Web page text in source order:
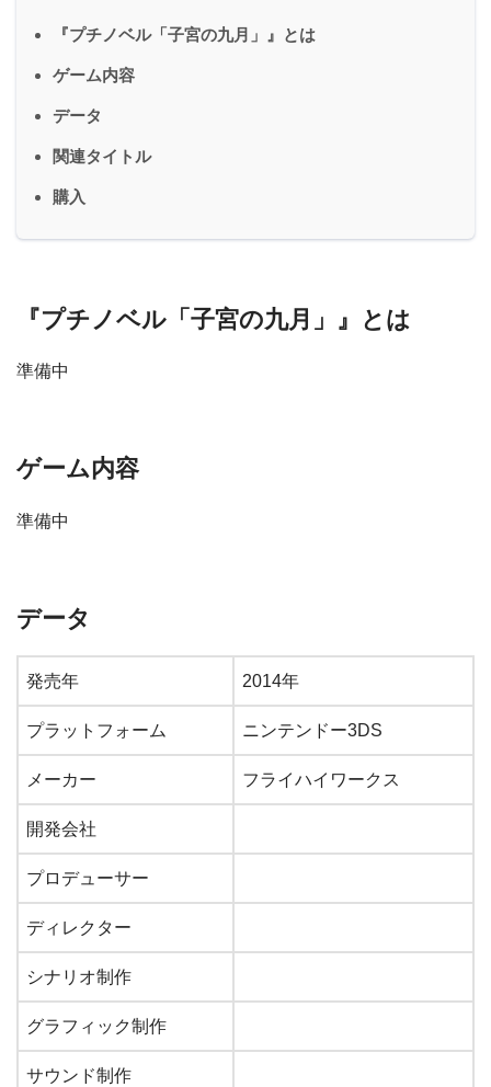
『プチノベル「子宮の九月」』とは
ゲーム内容
データ
関連タイトル
購入
『プチノベル「子宮の九月」』とは
準備中
ゲーム内容
準備中
データ
発売年 2014年
プラットフォーム ニンテンドー3DS
メーカー フライハイワークス
開発会社
プロデューサー
ディレクター
シナリオ制作
グラフィック制作
サウンド制作